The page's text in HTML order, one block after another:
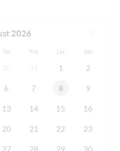
2026
Tor Fre Lør Søn
1 2
6 7 8 9
13 14 15 16
20 21 22 23
27 28 29 30